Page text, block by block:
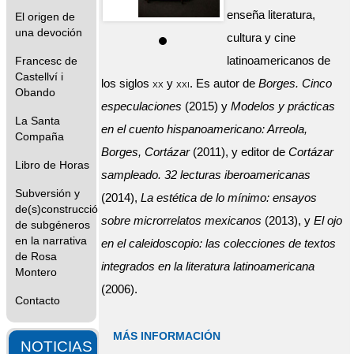
El origen de
una devoción
Francesc de
Castellví i
Obando
La Santa
Compaña
Libro de Horas
Subversión y
de(s)construcción
de subgéneros
en la narrativa
de Rosa
Montero
Contacto
NOTICIAS
enseña literatura,
cultura y cine
latinoamericanos de
los siglosxx yxxi. Es autor deBorges. Cinco
especulaciones (2015) yModelos y prácticas
en el cuento hispanoamericano: Arreola,
Borges, Cortázar (2011), y editor deCortázar
sampleado. 32 lecturas iberoamericanas
(2014),La estética de lo mínimo: ensayos
sobre microrrelatos mexicanos (2013), yEl ojo
en el caleidoscopio: las colecciones de textos
integrados en la literatura latinoamericana
(2006).
MÁS INFORMACIÓN